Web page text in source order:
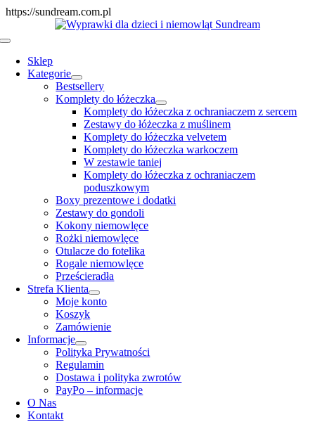
https://sundream.com.pl
to
Toggle
Navigation
Sklep
Kategorie
Bestsellery
Komplety do łóżeczka
Komplety do łóżeczka z ochraniaczem z sercem
Zestawy do łóżeczka z muślinem
Komplety do łóżeczka velvetem
Komplety do łóżeczka warkoczem
W zestawie taniej
Komplety do łóżeczka z ochraniaczem
poduszkowym
Boxy prezentowe i dodatki
Zestawy do gondoli
Kokony niemowlęce
Rożki niemowlęce
Otulacze do fotelika
Rogale niemowlęce
Prześcieradła
Strefa Klienta
Moje konto
Koszyk
Zamówienie
Informacje
Polityka Prywatności
Regulamin
Dostawa i polityka zwrotów
PayPo – informacje
O Nas
Kontakt